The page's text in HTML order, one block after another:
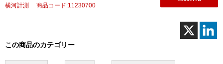
横河計測 商品コード:11230700
この商品のカテゴリー